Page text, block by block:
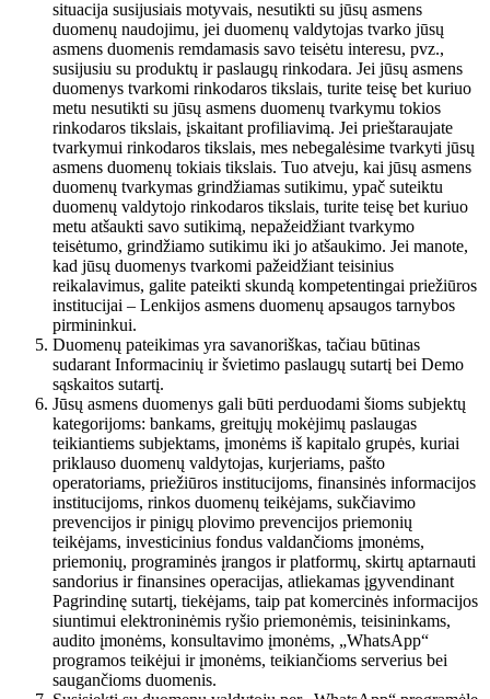
situacija susijusiais motyvais, nesutikti su jūsų asmens
duomenų naudojimu, jei duomenų valdytojas tvarko jūsų
asmens duomenis remdamasis savo teisėtu interesu, pvz.,
susijusiu su produktų ir paslaugų rinkodara. Jei jūsų asmens
duomenys tvarkomi rinkodaros tikslais, turite teisę bet kuriuo
metu nesutikti su jūsų asmens duomenų tvarkymu tokios
rinkodaros tikslais, įskaitant profiliavimą. Jei prieštaraujate
tvarkymui rinkodaros tikslais, mes nebegalėsime tvarkyti jūsų
asmens duomenų tokiais tikslais. Tuo atveju, kai jūsų asmens
duomenų tvarkymas grindžiamas sutikimu, ypač suteiktu
duomenų valdytojo rinkodaros tikslais, turite teisę bet kuriuo
metu atšaukti savo sutikimą, nepažeidžiant tvarkymo
teisėtumo, grindžiamo sutikimu iki jo atšaukimo. Jei manote,
kad jūsų duomenys tvarkomi pažeidžiant teisinius
reikalavimus, galite pateikti skundą kompetentingai priežiūros
institucijai – Lenkijos asmens duomenų apsaugos tarnybos
pirmininkui.
Duomenų pateikimas yra savanoriškas, tačiau būtinas
sudarant Informacinių ir švietimo paslaugų sutartį bei Demo
sąskaitos sutartį.
Jūsų asmens duomenys gali būti perduodami šioms subjektų
kategorijoms: bankams, greitųjų mokėjimų paslaugas
teikiantiems subjektams, įmonėms iš kapitalo grupės, kuriai
priklauso duomenų valdytojas, kurjeriams, pašto
operatoriams, priežiūros institucijoms, finansinės informacijos
institucijoms, rinkos duomenų teikėjams, sukčiavimo
prevencijos ir pinigų plovimo prevencijos priemonių
teikėjams, investicinius fondus valdančioms įmonėms,
priemonių, programinės įrangos ir platformų, skirtų aptarnauti
sandorius ir finansines operacijas, atliekamas įgyvendinant
Pagrindinę sutartį, tiekėjams, taip pat komercinės informacijos
siuntimui elektroninėmis ryšio priemonėmis, teisininkams,
audito įmonėms, konsultavimo įmonėms, „WhatsApp“
programos teikėjui ir įmonėms, teikiančioms serverius bei
saugančioms duomenis.